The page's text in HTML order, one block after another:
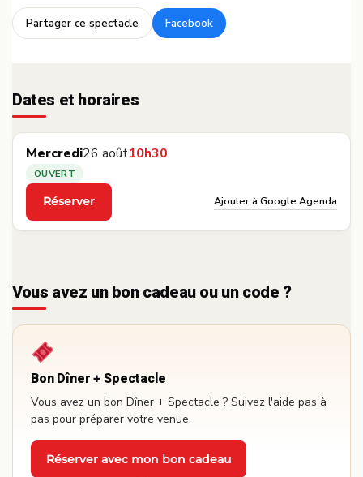
Partager ce spectacle
·
Facebook
Dates et horaires
Mercredi26 août10h30
OUVERT
Réserver
·
Ajouter à Google Agenda
Vous avez un bon cadeau ou un code ?
Bon Dîner + Spectacle
Vous avez un bon Dîner + Spectacle ? Suivez l'aide pas à
pas pour préparer votre venue.
Réserver avec mon bon cadeau